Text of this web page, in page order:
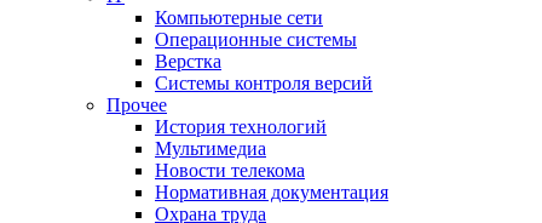
Компьютерные сети
Операционные системы
Верстка
Системы контроля версий
Прочее
История технологий
Мультимедиа
Новости телекома
Нормативная документация
Охрана труда